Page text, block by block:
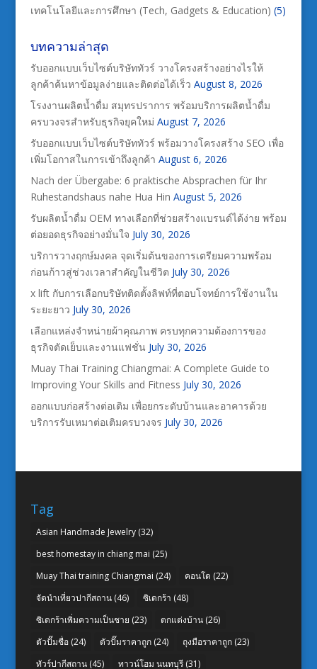
เทคโนโลยีและการศึกษา (Tech, Gadgets & Education) (5)
บทความล่าสุด
รับออกแบบเว็บไซต์บริษัททัวร์ วางโครงสร้างอย่างไรให้
ลูกค้าค้นหาข้อมูลง่ายและติดต่อได้เร็ว August 8, 2026
โรงงานผลิตน้ำดื่ม สมุทรปราการ พร้อมบริการผลิตน้ำดื่ม
ครบวงจรสำหรับธุรกิจยุคใหม่ August 7, 2026
รับออกแบบเว็บไซต์บริษัททัวร์ พร้อมวางโครงสร้าง SEO เพื่อ
เพิ่มโอกาสในการเข้าถึงลูกค้า August 6, 2026
Nach der Übergabe: 6 praktische Absprachen für Ihr
Ruhestandshaus nahe Hua Hin August 5, 2026
รับผลิตน้ำดื่ม OEM ทางเลือกที่ช่วยสร้างแบรนด์ได้ง่าย พร้อม
ต่อยอดธุรกิจอย่างมั่นใจ July 30, 2026
บริการวางฤกษ์มงคล จุดเริ่มต้นของการเตรียมความพร้อม
ก่อนก้าวสู่ช่วงเวลาสำคัญในชีวิต July 30, 2026
x lift กับการเลือกบริษัทติดตั้งลิฟท์ที่ตอบโจทย์การใช้งานใน
ระยะยาว July 30, 2026
เลือกแหล่งจำหน่ายผ้าคุณภาพ ครบทุกความต้องการของ
ธุรกิจตัดเย็บและงานแฟชั่น July 30, 2026
Muay Thai Training Chiangmai: A Complete Guide to
Improving Your Skills and Fitness July 30, 2026
ออกแบบก่อสร้างต่อเติม เพื่อยกระดับบ้านและอาคารด้วย
บริการรับเหมาต่อเติมครบวงจร July 30, 2026
Tag
Asian Handmade Jewelry(32)
best homestay in chiang mai (25)
Muay Thai training Chiangmai (24) คอนโด (22)
จัดนำเที่ยวปากีสถาน(46) ซิเดกร้า (48)
ซิเดกร้าเพิ่มความเป็นชาย (23) ตกแต่งบ้าน(26)
ตัวปั๊มชื่อ(24) ตัวปั๊มราคาถูก(24) ถุงมือราคาถูก(23)
ทัวร์ปากีสถาน(45) ทาวน์โฮม นนทบุรี(31)